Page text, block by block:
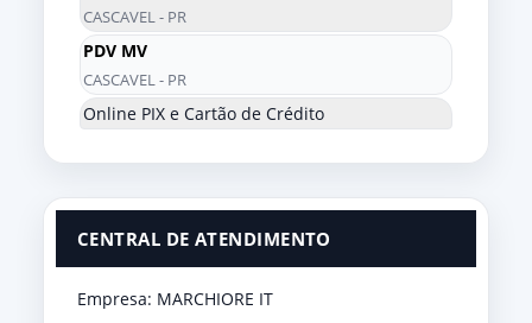
CASCAVEL - PR
PDV MV
CASCAVEL - PR
Online PIX e Cartão de Crédito
CENTRAL DE ATENDIMENTO
Empresa: MARCHIORE IT